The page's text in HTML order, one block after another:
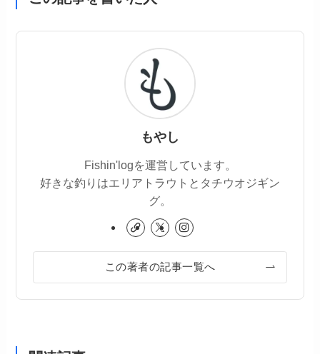
もやし
Fishin'logを運営しています。
好きな釣りはエリアトラウトとタチウオジギン
グ。
この著者の記事一覧へ